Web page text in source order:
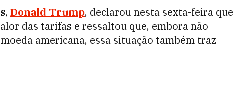
, Donald Trump, declarou nesta sexta-feira que
das tarifas e ressaltou que, embora não
americana, essa situação também traz